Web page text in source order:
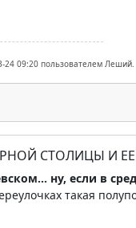
24 09:20 пользователем Леший.
СТОЛИЦЫ И
ну, если в
такая